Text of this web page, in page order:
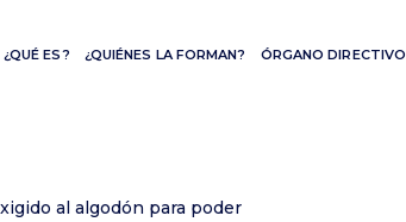
¿QUÉ ES? ¿QUIÉNES LA FORMAN? ÓRGANO DIRECTIVO